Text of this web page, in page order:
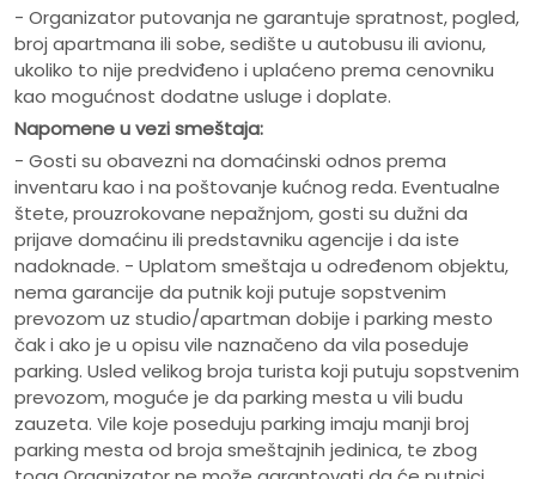
- Organizator putovanja ne garantuje spratnost, pogled,
broj apartmana ili sobe, sedište u autobusu ili avionu,
ukoliko to nije predviđeno i uplaćeno prema cenovniku
kao mogućnost dodatne usluge i doplate.
Napomene u vezi smeštaja:
- Gosti su obavezni na domaćinski odnos prema
inventaru kao i na poštovanje kućnog reda. Eventualne
štete, prouzrokovane nepažnjom, gosti su dužni da
prijave domaćinu ili predstavniku agencije i da iste
nadoknade. - Uplatom smeštaja u određenom objektu,
nema garancije da putnik koji putuje sopstvenim
prevozom uz studio/apartman dobije i parking mesto
čak i ako je u opisu vile naznačeno da vila poseduje
parking. Usled velikog broja turista koji putuju sopstvenim
prevozom, moguće je da parking mesta u vili budu
zauzeta. Vile koje poseduju parking imaju manji broj
parking mesta od broja smeštajnih jedinica, te zbog